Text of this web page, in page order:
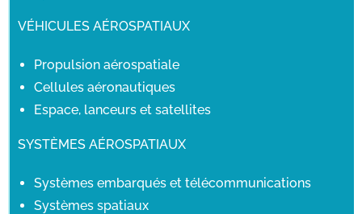
VÉHICULES AÉROSPATIAUX
Propulsion aérospatiale
Cellules aéronautiques
Espace, lanceurs et satellites
SYSTÈMES AÉROSPATIAUX
Systèmes embarqués et télécommunications
Systèmes spatiaux